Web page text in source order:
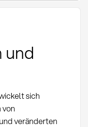
und
sich
veränderten